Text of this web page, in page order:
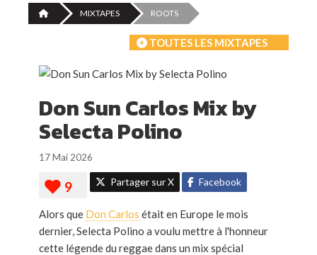
MIXTAPES ROOTS
TOUTES LES MIXTAPES
Don Sun Carlos Mix by
Selecta Polino
17 Mai 2026
Partager sur X Facebook
Alors que Don Carlos était en Europe le mois
dernier, Selecta Polino a voulu mettre à l'honneur
cette légende du reggae dans un mix spécial